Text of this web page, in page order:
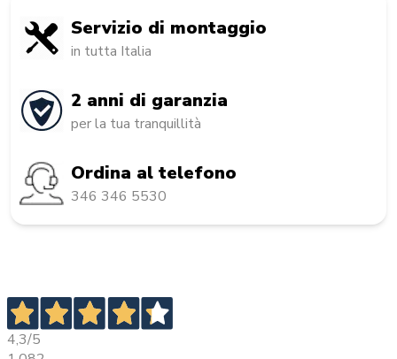
Servizio di montaggio
in tutta Italia
2 anni di garanzia
per la tua tranquillità
Ordina al telefono
346 346 5530
4,3/5